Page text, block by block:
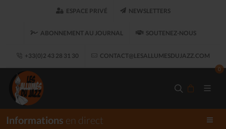
ESPACE PRIVÉ NEWSLETTERS
ABONNEMENT AU JOURNAL SOUTENEZ-NOUS
+33(0)2 43 28 31 30 CONTACT@LESALLUMESDUJAZZ.COM
0
Informations en direct